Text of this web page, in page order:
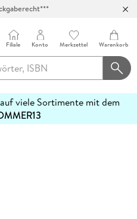
Filiale Konto Merkzettel Warenkorb
viele Sortimente mit dem